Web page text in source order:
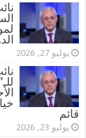
يوليو 27, 2026
قائم
يوليو 23, 2026